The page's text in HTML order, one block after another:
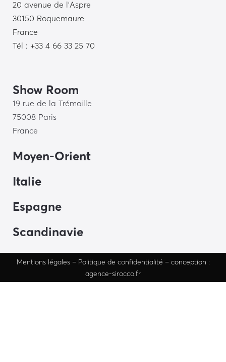
20 avenue de l’Aspre
30150 Roquemaure
France
Tél : +33 4 66 33 25 70
Show Room
19 rue de la Trémoille
75008 Paris
France
Moyen-Orient
Italie
Espagne
Scandinavie
Mentions légales– Politique de confidentialité – conception :
agence-sirocco.fr